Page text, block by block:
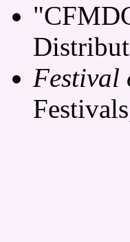
Festival